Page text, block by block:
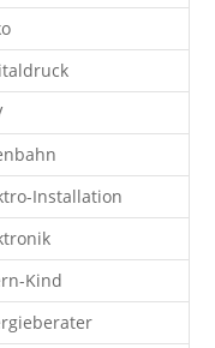
Installation
Kind